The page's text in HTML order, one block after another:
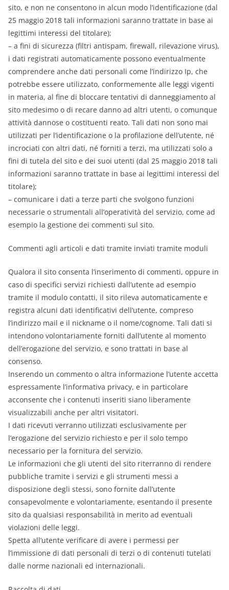
sito, e non ne consentono in alcun modo l’identificazione (dal
25 maggio 2018 tali informazioni saranno trattate in base ai
legittimi interessi del titolare);
– a fini di sicurezza (filtri antispam, firewall, rilevazione virus),
i dati registrati automaticamente possono eventualmente
comprendere anche dati personali come l’indirizzo Ip, che
potrebbe essere utilizzato, conformemente alle leggi vigenti
in materia, al fine di bloccare tentativi di danneggiamento al
sito medesimo o di recare danno ad altri utenti, o comunque
attività dannose o costituenti reato. Tali dati non sono mai
utilizzati per l’identificazione o la profilazione dell’utente, né
incrociati con altri dati, né forniti a terzi, ma utilizzati solo a
fini di tutela del sito e dei suoi utenti (dal 25 maggio 2018 tali
informazioni saranno trattate in base ai legittimi interessi del
titolare);
– comunicare i dati a terze parti che svolgono funzioni
necessarie o strumentali all’operatività del servizio, come ad
esempio la gestione dei commenti sul sito.
Commenti agli articoli e dati tramite inviati tramite moduli
Qualora il sito consenta l’inserimento di commenti, oppure in
caso di specifici servizi richiesti dall’utente ad esempio
tramite il modulo contatti, il sito rileva automaticamente e
registra alcuni dati identificativi dell’utente, compreso
l’indirizzo mail e il nickname o il nome/cognome. Tali dati si
intendono volontariamente forniti dall’utente al momento
dell’erogazione del servizio, e sono trattati in base al
consenso.
Inserendo un commento o altra informazione l’utente accetta
espressamente l’informativa privacy, e in particolare
acconsente che i contenuti inseriti siano liberamente
visualizzabili anche per altri visitatori.
I dati ricevuti verranno utilizzati esclusivamente per
l’erogazione del servizio richiesto e per il solo tempo
necessario per la fornitura del servizio.
Le informazioni che gli utenti del sito riterranno di rendere
pubbliche tramite i servizi e gli strumenti messi a
disposizione degli stessi, sono fornite dall’utente
consapevolmente e volontariamente, esentando il presente
sito da qualsiasi responsabilità in merito ad eventuali
violazioni delle leggi.
Spetta all’utente verificare di avere i permessi per
l’immissione di dati personali di terzi o di contenuti tutelati
dalle norme nazionali ed internazionali.